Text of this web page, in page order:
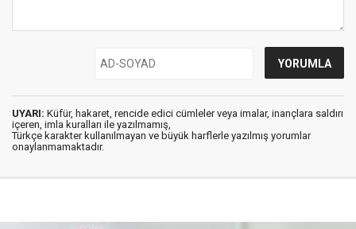
UYARI: Küfür, hakaret, rencide edici cümleler veya imalar, inançlara saldırı
içeren, imla kuralları ile yazılmamış,
Türkçe karakter kullanılmayan ve büyük harflerle yazılmış yorumlar
onaylanmamaktadır.